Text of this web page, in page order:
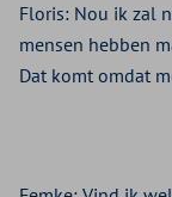
Floris: Nou ik zal
mensen hebben
Dat komt omdat